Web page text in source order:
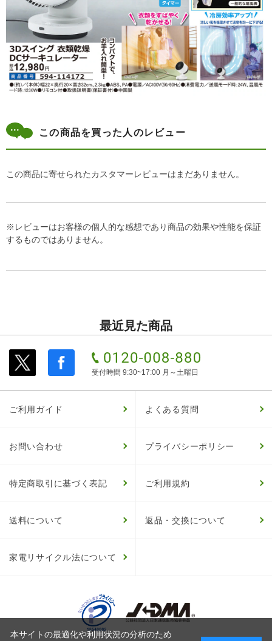
この商品を買った人のレビュー
この商品に寄せられたカスタマーレビューはまだありません。
※レビューはお客様の個人的な感想であり商品の効果や性能を保証
するものではありません。
最近見た商品
受付時間 9:30~17:00 月～土曜日
ご利用ガイド よくある質問
お問い合わせ プライバシーポリシー
特定商取引に基づく表記 ご利用規約
送料について 返品・交換について
家電リサイクル法について
本サイトの最適化や利用状況の分析のため